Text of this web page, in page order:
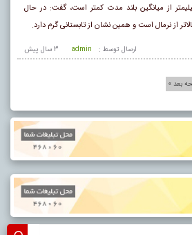
میلیمتر از میانگین بلند مدت کمتر است، گفت: در حال
از نرمال است و همین نشان از تابستانی گرم دارد.
3 سال پيش ارسال توسط : admin
بعد »